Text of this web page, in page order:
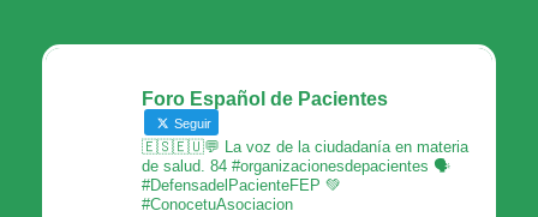
Foro Español de Pacientes
Seguir
🇪🇸🇪🇺💬 La voz de la ciudadanía en materia
de salud. 84 #organizacionesdepacientes 🗣
#DefensadelPacienteFEP 💚
#ConocetuAsociacion